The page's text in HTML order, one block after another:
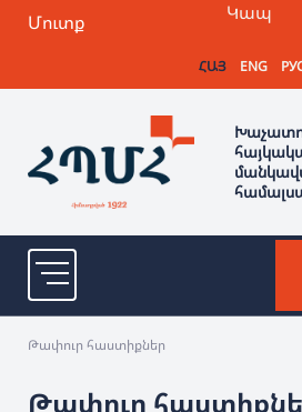
Մուտք Կապ
ՀԱՅ ENG
Թափուր հաստիքներ
Թափուր